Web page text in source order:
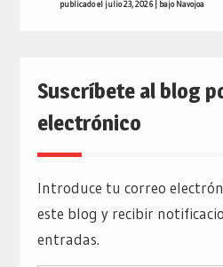
publicado el julio 23, 2026| bajoNavojoa
Suscríbete al blog
electrónico
Introduce tu correo
este blog y recibir
entradas.